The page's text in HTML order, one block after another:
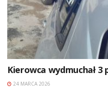
Kierowca wydmuchał 3
24 MARCA 2026